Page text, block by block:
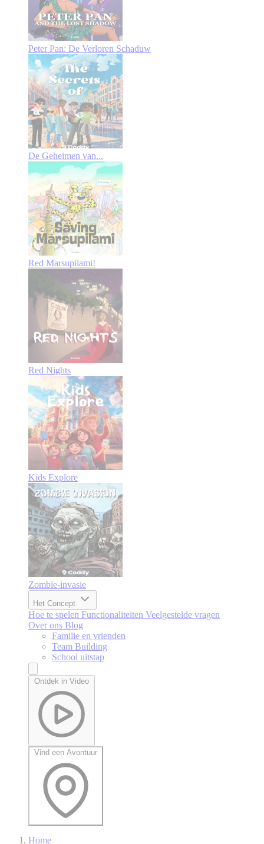
Peter Pan: De Verloren Schaduw
De Geheimen van...
Red Marsupilami!
Red Nights
Kids Explore
Zombie-invasie
Het Concept
Hoe te spelen Functionaliteiten Veelgestelde vragen
Over ons Blog
Familie en vrienden
Team Building
School uitstap
Ontdek in Video
Vind een Avontuur
Home